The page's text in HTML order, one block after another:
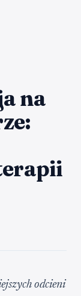
na
odcieni